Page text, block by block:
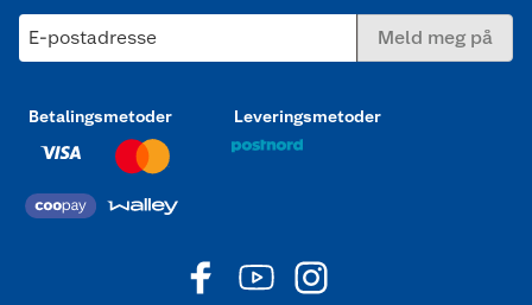
E-postadresse Meld meg på
Betalingsmetoder Leveringsmetoder